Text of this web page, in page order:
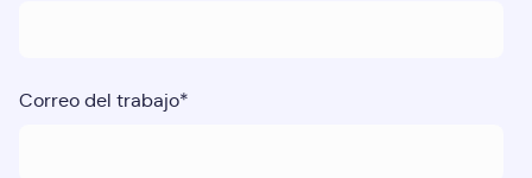
Correo del trabajo*